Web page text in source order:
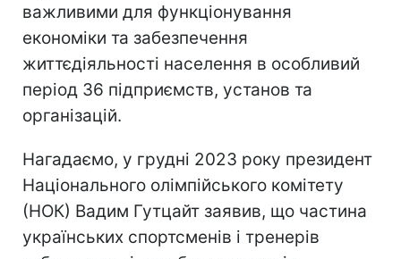
важливими для функціонування
економіки та забезпечення
життєдіяльності населення в особливий
період 36 підприємств, установ та
організацій.
Нагадаємо, у грудні 2023 року президент
Національного олімпійського комітету
(НОК) Вадим Гутцайт заявив, що частина
українських спортсменів і тренерів